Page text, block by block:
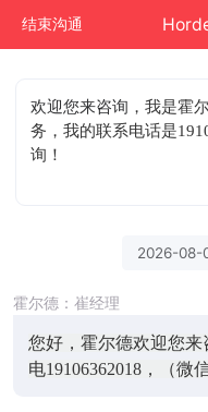
结束沟通
欢迎您来咨询 ，我是霍
务，我的联系电话是
询！
2026-08-
霍尔德：崔经理
您好，霍尔德欢迎您
电19106362018，（微